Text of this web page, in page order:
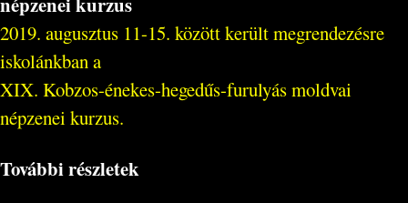
2019. augusztus 11-15. között került megrendezésre
iskolánkban a
XIX. Kobzos-énekes-hegedűs-furulyás moldvai
népzenei kurzus.
További részletek